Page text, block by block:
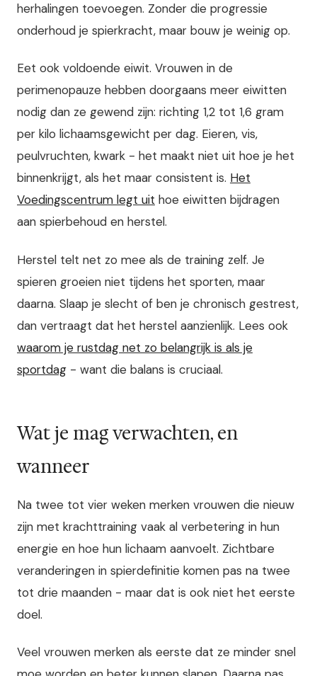
herhalingen toevoegen. Zonder die progressie
onderhoud je spierkracht, maar bouw je weinig op.
Eet ook voldoende eiwit. Vrouwen in de
perimenopauze hebben doorgaans meer eiwitten
nodig dan ze gewend zijn: richting 1,2 tot 1,6 gram
per kilo lichaamsgewicht per dag. Eieren, vis,
peulvruchten, kwark - het maakt niet uit hoe je het
binnenkrijgt, als het maar consistent is. Het
Voedingscentrum legt uit hoe eiwitten bijdragen
aan spierbehoud en herstel.
Herstel telt net zo mee als de training zelf. Je
spieren groeien niet tijdens het sporten, maar
daarna. Slaap je slecht of ben je chronisch gestrest,
dan vertraagt dat het herstel aanzienlijk. Lees ook
waarom je rustdag net zo belangrijk is als je
sportdag - want die balans is cruciaal.
Wat je mag verwachten, en
wanneer
Na twee tot vier weken merken vrouwen die nieuw
zijn met krachttraining vaak al verbetering in hun
energie en hoe hun lichaam aanvoelt. Zichtbare
veranderingen in spierdefinitie komen pas na twee
tot drie maanden - maar dat is ook niet het eerste
doel.
Veel vrouwen merken als eerste dat ze minder snel